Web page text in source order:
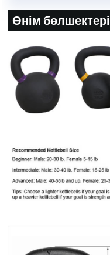
Өнім бөлшектері